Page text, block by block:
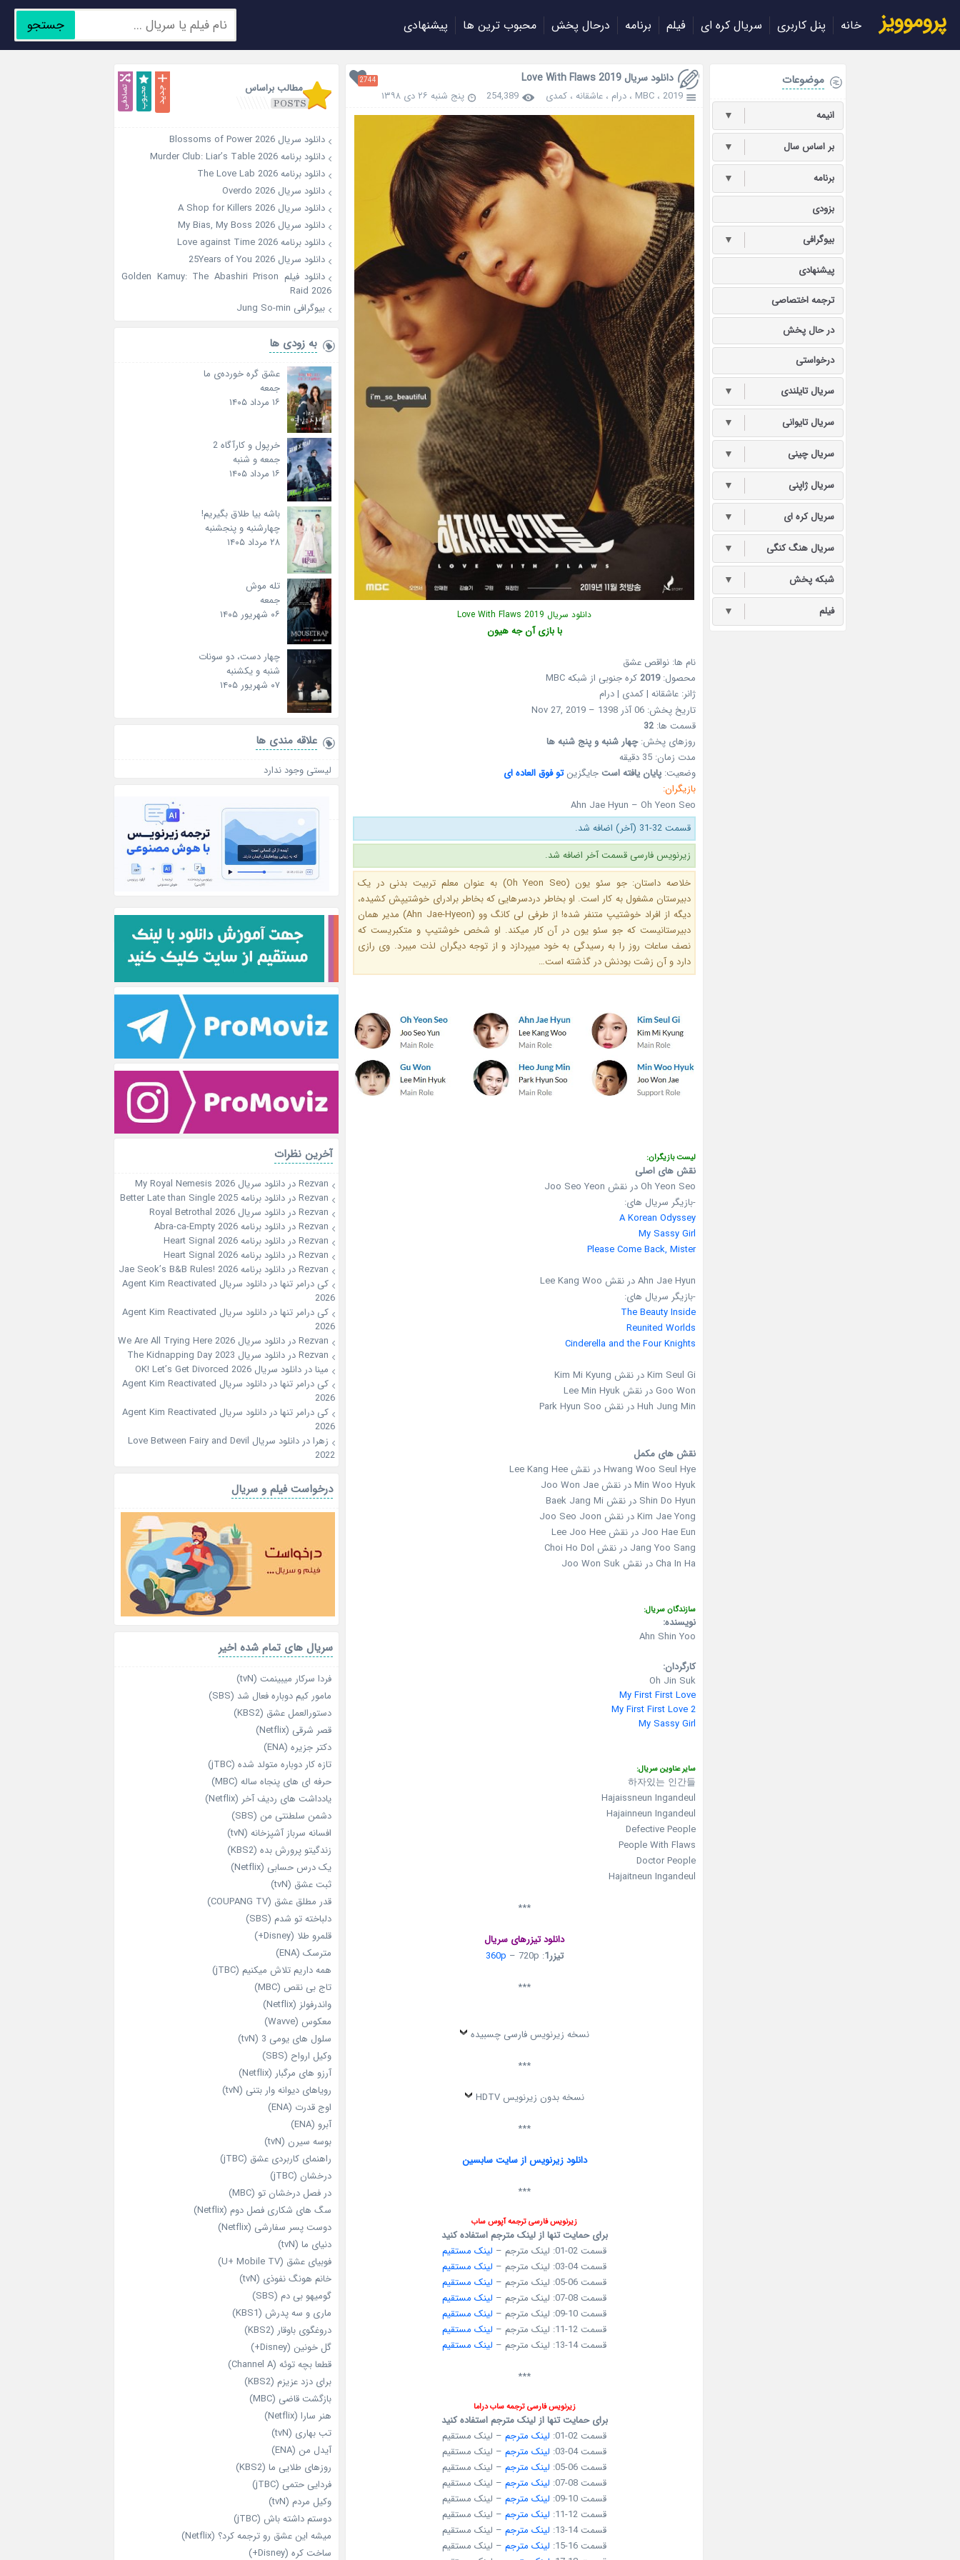
پروموویز خانه پنل کاربری سریال کره ای فیلم برنامه درحال پخش محبوب ترین ها پیشنهادی جستجو
دانلود سریال Love With Flaws 2019 2744
2019 ، MBC ، درام ، عاشقانه ، کمدی 254,389 پنج شنبه ۲۶ دی ۱۳۹۸
دانلود سریال Love With Flaws 2019
با بازی آن جه هیون
نام ها: نواقص عشق
محصول:2019کره جنوبی از شبکه MBC
ژانر: عاشقانه | کمدی | درام
تاریخ پخش: 06 آذر 1398 – Nov 27, 2019
قسمت ها: 32
روزهای پخش:چهار شنبه و پنج شنبه ها
مدت زمان: 35 دقیقه
وضعیت: پایان یافته است جایگزینتو فوق العاده ای
بازیگران:
Ahn Jae Hyun – Oh Yeon Seo
قسمت 32-31 (آخر) اضافه شد.
زیرنویس فارسی قسمت آخر اضافه شد.
خلاصه داستان: جو سئو یون (Oh Yeon Seo) به عنوان معلم تربیت بدنی در یک
دبیرستان مشغول به کار است. او بخاطر دردسرهایی که بخاطر برادرای خوشتیپش کشیده،
دیگه از افراد خوشتیپ متنفر شده! از طرفی لی کانگ وو (Ahn Jae-Hyeon) مدیر همان
دبیرستانیست که جو سئو یون در آن کار میکند. او شخص خوشتیپ و متکبریست که
نصف ساعات روز را به رسیدگی به خود میپردازد و از توجه دیگران لذت میبرد. وی رازی
دارد و آن زشت بودنش در گذشته است…
لیست بازیگران:
نقش های اصلی
Oh Yeon Seo در نقش Joo Seo Yeon
-بازیگر سریال های:
A Korean Odyssey
My Sassy Girl
Please Come Back, Mister
Ahn Jae Hyun در نقش Lee Kang Woo
-بازیگر سریال های:
The Beauty Inside
Reunited Worlds
Cinderella and the Four Knights
Kim Seul Gi در نقش Kim Mi Kyung
Goo Won در نقش Lee Min Hyuk
Huh Jung Min در نقش Park Hyun Soo
نقش های مکمل
Hwang Woo Seul Hye در نقش Lee Kang Hee
Min Woo Hyuk در نقش Joo Won Jae
Shin Do Hyun در نقش Baek Jang Mi
Kim Jae Yong در نقش Joo Seo Joon
Joo Hae Eun در نقش Lee Joo Hee
Jang Yoo Sang در نقش Choi Ho Dol
Cha In Ha در نقش Joo Won Suk
سازندگان سریال:
نویسنده:
Ahn Shin Yoo
کارگردان:
Oh Jin Suk
My First First Love
My First First Love 2
My Sassy Girl
سایر عناوین سریال:
하자있는 인간들
Hajaissneun Ingandeul
Hajainneun Ingandeul
Defective People
People With Flaws
Doctor People
Hajaitneun Ingandeul
***
دانلود تیزرهای سریال
تیزر1 :
360p – 720p
***
نسخه زیرنویس فارسی چسبیده
***
نسخه بدون زیرنویس HDTV
***
دانلود زیرنویس از سایت سابسین
***
زیرنویس فارسی ترجمه آپوس ساب
برای حمایت تنها از لینک مترجم استفاده کنید
قسمت 02-01: لینک مترجم –
لینک مستقیم
قسمت 04-03: لینک مترجم –
لینک مستقیم
قسمت 06-05: لینک مترجم –
لینک مستقیم
قسمت 08-07: لینک مترجم –
لینک مستقیم
قسمت 10-09: لینک مترجم –
لینک مستقیم
قسمت 12-11: لینک مترجم –
لینک مستقیم
قسمت 14-13: لینک مترجم –
لینک مستقیم
***
زیرنویس فارسی ترجمه ساب دراما
برای حمایت تنها از لینک مترجم استفاده کنید
قسمت 02-01:
لینک مترجم – لینک مستقیم
قسمت 04-03:
لینک مترجم – لینک مستقیم
قسمت 06-05:
لینک مترجم – لینک مستقیم
قسمت 08-07:
لینک مترجم – لینک مستقیم
قسمت 10-09:
لینک مترجم – لینک مستقیم
قسمت 12-11:
لینک مترجم – لینک مستقیم
قسمت 14-13:
لینک مترجم – لینک مستقیم
قسمت 16-15:
لینک مترجم – لینک مستقیم
موضوعات
انیمه ▼
بر اساس سال ▼
برنامه ▼
بزودی
بیوگرافی ▼
پیشنهادی
ترجمه اختصاصی
در حال پخش
درخواستی
سریال تایلندی ▼
سریال تایوانی ▼
سریال چینی ▼
سریال ژاپنی ▼
سریال کره ای ▼
سریال هنگ کنگی ▼
شبکه پخش ▼
فیلم ▼
مطالب براساس
دانلود سریال Blossoms of Power 2026
دانلود برنامه Murder Club: Liar’s Table 2026
دانلود برنامه The Love Lab 2026
دانلود سریال Overdo 2026
دانلود سریال A Shop for Killers 2026
دانلود سریال My Bias, My Boss 2026
دانلود برنامه Love against Time 2026
دانلود سریال 25Years of You 2026
دانلود فیلم Golden Kamuy: The Abashiri Prison
Raid 2026
بیوگرافی Jung So-min
به زودی ها
عشق گره خورده‌ی ما
جمعه
۱۶ مرداد ۱۴۰۵
خرپول و کارآگاه 2
جمعه و شنبه
۱۶ مرداد ۱۴۰۵
باشه بیا طلاق بگیریم!
چهارشنبه و پنجشنبه
۲۸ مرداد ۱۴۰۵
تله موش
جمعه
۰۶ شهریور ۱۴۰۵
چهار دست، دو سونات
شنبه و یکشنبه
۰۷ شهریور ۱۴۰۵
علاقه‌ مندی ها
لیستی وجود ندارد
آخرین نظرات
Rezvanدردانلود سریال My Royal Nemesis 2026
Rezvanدردانلود برنامه Better Late than Single 2025
Rezvanدردانلود سریال Royal Betrothal 2026
Rezvanدردانلود برنامه Abra-ca-Empty 2026
Rezvanدردانلود برنامه Heart Signal 2026
Rezvanدردانلود برنامه Heart Signal 2026
Rezvanدردانلود برنامه Jae Seok’s B&B Rules! 2026
کی درامر تنهادر
دانلود سریال Agent Kim Reactivated
2026
کی درامر تنهادر
دانلود سریال Agent Kim Reactivated
2026
Rezvanدردانلود سریال We Are All Trying Here 2026
Rezvanدردانلود سریال The Kidnapping Day 2023
مینادردانلود سریال OK! Let’s Get Divorced 2026
کی درامر تنهادر
دانلود سریال Agent Kim Reactivated
2026
کی درامر تنهادر
دانلود سریال Agent Kim Reactivated
2026
زهرادر
دانلود سریال Love Between Fairy and Devil
2022
درخواست فیلم و سریال
سریال های تمام شده اخیر
فردا سرکار میبینمت (tvN)
مامور کیم دوباره فعال شد (SBS)
دستورالعمل عشق (KBS2)
قصر شرقی (Netflix)
دکتر جزیره (ENA)
تازه‌ کار دوباره‌ متولد شده (jTBC)
حرفه‌ ای‌ های پنجاه‌ ساله (MBC)
یادداشت‌ های ردیف آخر (Netflix)
دشمن سلطنتی من (SBS)
افسانه سرباز آشپزخانه (tvN)
زندگیتو پرورش بده (KBS2)
یک درس حسابی (Netflix)
ثبت عشق (tvN)
قدر مطلق عشق (COUPANG TV)
دلباخته تو شدم (SBS)
قلمرو طلا (Disney+)
مترسک (ENA)
همه داریم تلاش میکنیم (jTBC)
تاج بی‌ نقص (MBC)
واندرفولز (Netflix)
معکوس (Wavve)
سلول های یومی 3 (tvN)
وکیل ارواح (SBS)
آرزو های مرگبار (Netflix)
رویاهای دیوانه‌ وار بتنی (tvN)
اوج قدرت (ENA)
آبرو (ENA)
بوسه سیرن (tvN)
راهنمای کاربردی عشق (jTBC)
درخشان (jTBC)
در فصل درخشان تو (MBC)
سگ های شکاری فصل دوم (Netflix)
دوست‌ پسر سفارشی (Netflix)
دنیای ما (tvN)
فوبیای عشق (U+ Mobile TV)
خانم هونگ نفوذی (tvN)
گومیهو بی دم (SBS)
ماری و سه پدرش (KBS1)
دروغگوی باوقار (KBS2)
گل خونین (Disney+)
قطعا بچه توئه (Channel A)
برای دزد عزیزم (KBS2)
بازگشت قاضی (MBC)
هنر سارا (Netflix)
تب بهاری (tvN)
آیدل من (ENA)
روزهای طلایی ما (KBS2)
فردایی حتمی (jTBC)
وکیل مردم (tvN)
دوستم داشته باش (jTBC)
میشه این عشق رو ترجمه کرد؟ (Netflix)
ساخت کره (Disney+)